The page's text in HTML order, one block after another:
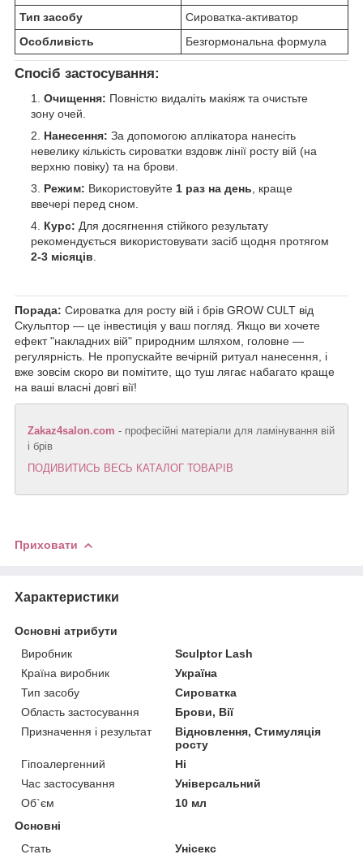
Тип засобу
Сироватка-активатор
Особливість
Безгормональна формула
Спосіб застосування:
Очищення: Повністю видаліть макіяж та очистьте
зону очей.
Нанесення: За допомогою аплікатора нанесіть
невелику кількість сироватки вздовж лінії росту вій (на
верхню повіку) та на брови.
Режим: Використовуйте 1 раз на день , краще
ввечері перед сном.
Курс: Для досягнення стійкого результату
рекомендується використовувати засіб щодня протягом
2-3 місяців
Порада: Сироватка для росту вій і брів GROW CULT від
Скульптор — це інвестиція у ваш погляд. Якщо ви хочете
ефект "накладних вій" природним шляхом, головне —
регулярність. Не пропускайте вечірній ритуал нанесення, і
вже зовсім скоро ви помітите, що туш лягає набагато краще
на ваші власні довгі вії!
Zakaz4salon.com - професійні матеріали для ламінування вій
і брів
ПОДИВИТИСЬ ВЕСЬ КАТАЛОГ ТОВАРІВ
Приховати
Характеристики
Основні атрибути
Виробник
Sculptor Lash
Країна виробник
Україна
Тип засобу
Сироватка
Область застосування
Брови, Вії
Призначення і результат
Відновлення, Стимуляція
росту
Гіпоалергенний
Ні
Час застосування
Універсальний
Об`єм
10 мл
Основні
Стать
Унісекс